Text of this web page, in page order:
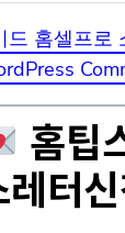
드 홈셀프로
홈팁
터